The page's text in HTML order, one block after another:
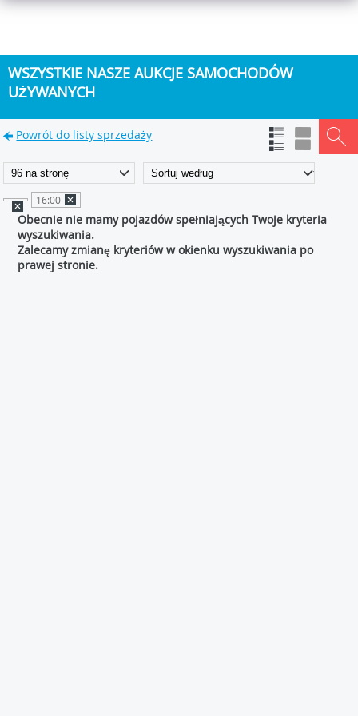
WSZYSTKIE NASZE AUKCJE SAMOCHODÓW
UŻYWANYCH
Powrót do listy sprzedaży
16:00
Obecnie nie mamy pojazdów spełniających Twoje kryteria
wyszukiwania.
Zalecamy zmianę kryteriów w okienku wyszukiwania po
prawej stronie.